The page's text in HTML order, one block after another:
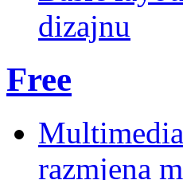
dizajnu
Free
razmjena